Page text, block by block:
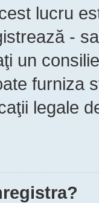
lucru
-
un
furniza
legale